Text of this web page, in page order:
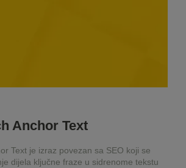
Anchor Text
Text je izraz povezan sa SEO koji se
dijela ključne fraze u sidrenome tekstu